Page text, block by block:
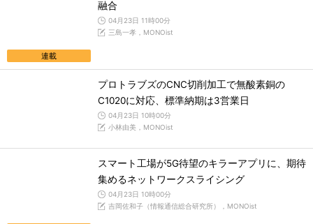
連載
融合
04月23日 11時00分
三島一孝，MONOist
プロトラブズのCNC切削加工で無酸素銅の
C1020に対応、標準納期は3営業日
04月23日 10時00分
小林由美，MONOist
スマート工場が5G待望のキラーアプリに、期待
集めるネットワークスライシング
04月23日 10時00分
吉岡佐和子（情報通信総合研究所），MONOist